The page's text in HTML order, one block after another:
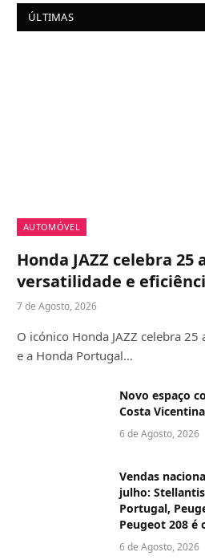
ÚLTIMAS
AUTOMÓVEL
Honda JAZZ celebra 25
versatilidade e
7 de Agosto, 2026
O icónico Honda JAZZ celebra
e a Honda Portugal…
Novo espaço
Costa
6 de Agosto, 2026
Vendas
julho:
Portugal,
Peugeot 208 é
6 de Agosto, 2026